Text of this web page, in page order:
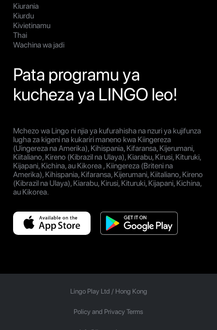
Kiurania
Kiurdu
Kivietinamu
Thai
Wachina wa jadi
Pata programu ya
kucheza ya LINGO leo!
Mchezo wa Lingo ni njia ya kufurahisha na nzuri ya kujifunza
lugha za kigeni na kukariri maneno kwa Kiingereza
(Uingereza na Amerika), Kihispania, Kifaransa, Kijerumani,
Kiitaliano, Kireno (Kibrazil na Ulaya), Kiarabu, Kirusi, Kituruki,
Kijapani, Kichina, au Kikorea , Kiingereza (Briteni na
Amerika), Kihispania, Kifaransa, Kijerumani, Kiitaliano, Kireno
(Kibrazil na Ulaya), Kiarabu, Kirusi, Kituruki, Kijapani, Kichina,
au Kikorea.
Lingo Play Ltd / Hong Kong
Policy and Privacy Terms